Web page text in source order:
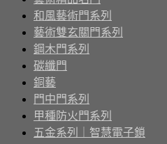
和風藝術門系列
藝術雙玄關門系列
鋼木門系列
碳纖門
銅藝
門中門系列
甲種防火門系列
五金系列｜智慧電子鎖